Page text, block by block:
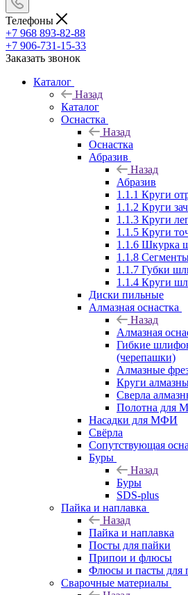
Телефоны
+7 968 893-82-88
+7 906-731-15-33
Заказать звонок
Каталог
Назад
Каталог
Оснастка
Назад
Оснастка
Абразив
Назад
Абразив
1.1.1 Круги
1.1.2 Круги
1.1.3 Круги
1.1.5 Круги
1.1.6 Шкурка
1.1.8
1.1.7 Губки
1.1.4 Круги
Диски пильные
Алмазная оснастка
Назад
Алмазная
Гибкие
(черепашки)
Алмазные
Круги
Сверла
Полотна для
Насадки для МФИ
Свёрла
Сопутствующая
Буры
Назад
Буры
SDS-plus
Пайка и наплавка
Назад
Пайка и наплавка
Посты для пайки
Припои и флюсы
Флюсы и пасты для
Сварочные материалы